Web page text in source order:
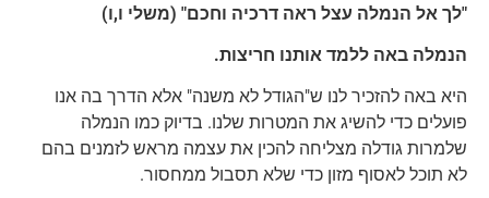
"לך אל הנמלה עצל ראה דרכיה וחכם" (משלי ו,ו)
הנמלה באה ללמד אותנו חריצות.
היא באה להזכיר לנו ש"הגודל לא משנה" אלא הדרך בה אנו
פועלים כדי להשיג את המטרות שלנו. בדיוק כמו הנמלה
שלמרות גודלה מצליחה להכין את עצמה מראש לזמנים בהם
לא תוכל לאסוף מזון כדי שלא תסבול ממחסור.